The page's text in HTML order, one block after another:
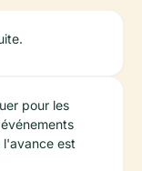
pour les
l'avance est